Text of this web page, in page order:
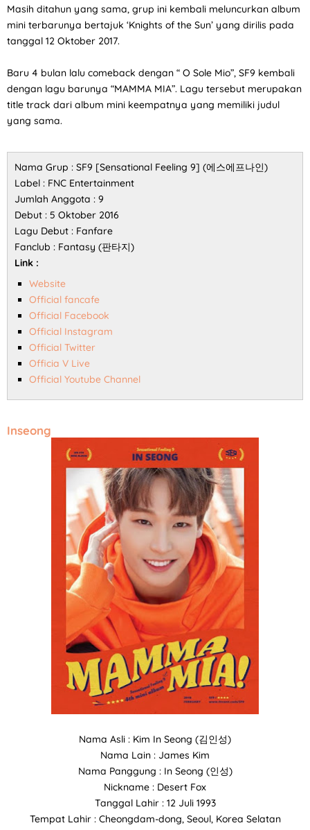
Masih ditahun yang sama, grup ini kembali meluncurkan album
mini terbarunya bertajuk ‘Knights of the Sun’ yang dirilis pada
tanggal 12 Oktober 2017.
Baru 4 bulan lalu comeback dengan “ O Sole Mio”, SF9 kembali
dengan lagu barunya “MAMMA MIA”. Lagu tersebut merupakan
title track dari album mini keempatnya yang memiliki judul
yang sama.
Nama Grup : SF9 [Sensational Feeling 9] (에스에프나인)
Label : FNC Entertainment
Jumlah Anggota : 9
Debut : 5 Oktober 2016
Lagu Debut : Fanfare
Fanclub : Fantasy (판타지)
Link :
Website
Official fancafe
Official Facebook
Official Instagram
Official Twitter
Officia V Live
Official Youtube Channel
Inseong
Nama Asli : Kim In Seong (김인성)
Nama Lain : James Kim
Nama Panggung : In Seong (인성)
Nickname : Desert Fox
Tanggal Lahir : 12 Juli 1993
Tempat Lahir : Cheongdam-dong, Seoul, Korea Selatan